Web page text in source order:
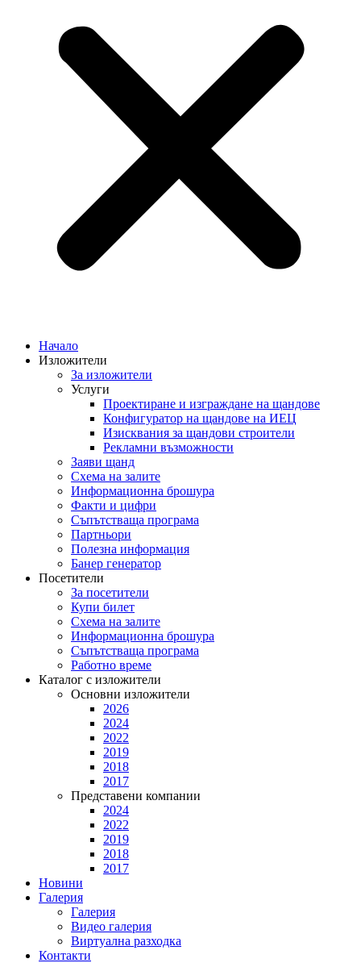
Начало
Изложители
За изложители
Услуги
Проектиране и изграждане на щандове
Конфигуратор на щандове на ИЕЦ
Изисквания за щандови строители
Рекламни възможности
Заяви щанд
Схема на залите
Информационна брошура
Факти и цифри
Съпътстваща програма
Партньори
Полезна информация
Банер генератор
Посетители
За посетители
Купи билет
Схема на залите
Информационна брошура
Съпътстваща програма
Работно време
Каталог с изложители
Основни изложители
2026
2024
2022
2019
2018
2017
Представени компании
2024
2022
2019
2018
2017
Новини
Галерия
Галерия
Видео галерия
Виртуална разходка
Контакти